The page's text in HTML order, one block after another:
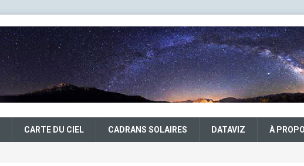
CARTE DU CIEL CADRANS SOLAIRES DATAVIZ À